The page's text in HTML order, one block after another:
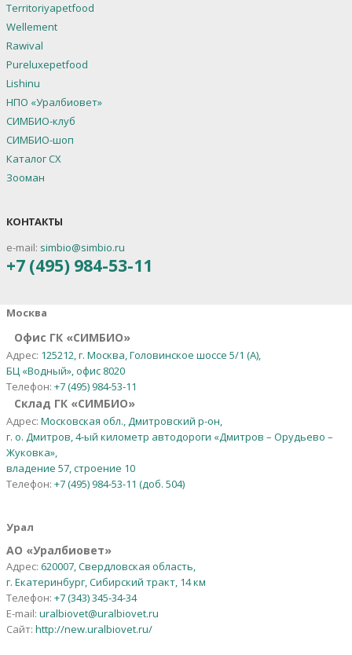
Territoriyapetfood
Wellement
Rawival
Pureluxepetfood
Lishinu
НПО «Уралбиовет»
СИМБИО-клуб
СИМБИО-шоп
Каталог СХ
Зооман
КОНТАКТЫ
e-mail: simbio@simbio.ru
+7 (495) 984-53-11
Москва
Офис ГК «СИМБИО»
Адрес: 125212, г. Москва, Головинское шоссе 5/1 (А),
БЦ «Водный», офис 8020
Телефон: +7 (495) 984-53-11
Склад ГК «СИМБИО»
Адрес: Московская обл., Дмитровский р-он,
г. о. Дмитров, 4-ый километр автодороги «Дмитров – Орудьево –
Жуковка»,
владение 57, строение 10
Телефон: +7 (495) 984-53-11 (доб. 504)
Урал
АО «Уралбиовет»
Адрес: 620007, Свердловская область,
г. Екатеринбург, Сибирский тракт, 14 км
Телефон: +7 (343) 345-34-34
E-mail: uralbiovet@uralbiovet.ru
Сайт: http://new.uralbiovet.ru/